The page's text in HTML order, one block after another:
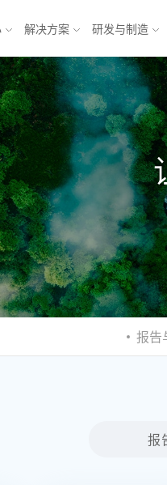
解决方案 研发与制造
池
动力电池
方形铁锂电池
软包三元电池
大圆柱电池
BMS
汽车电子
智慧城市
轻型动力
报告
报